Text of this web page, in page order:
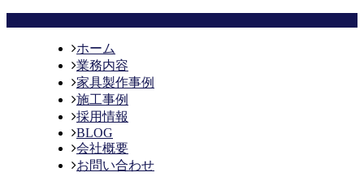
ホーム
業務内容
家具製作事例
施工事例
採用情報
BLOG
会社概要
お問い合わせ